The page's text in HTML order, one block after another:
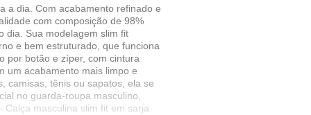
a dia. Com acabamento refinado e
com composição de 98%
dia. Sua modelagem slim fit
e bem estruturado, que funciona
por botão e zíper, com cintura
um acabamento mais limpo e
camisas, tênis ou sapatos, ela se
no guarda-roupa masculino,
masculina slim fit em sarja